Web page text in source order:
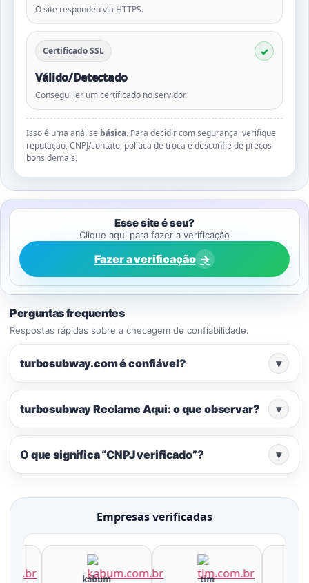
O site respondeu via HTTPS.
Certificado SSL
Válido/Detectado
Consegui ler um certificado no servidor.
Isso é uma análise básica. Para decidir com segurança, verifique
reputação, CNPJ/contato, política de troca e desconfie de preços
bons demais.
Esse site é seu?
Clique aqui para fazer a verificação
Fazer a verificação →
Perguntas frequentes
Respostas rápidas sobre a checagem de confiabilidade.
turbosubway.com é confiável? ▾
turbosubway Reclame Aqui: o que observar? ▾
O que significa “CNPJ verificado”? ▾
Empresas verificadas
kabum tim